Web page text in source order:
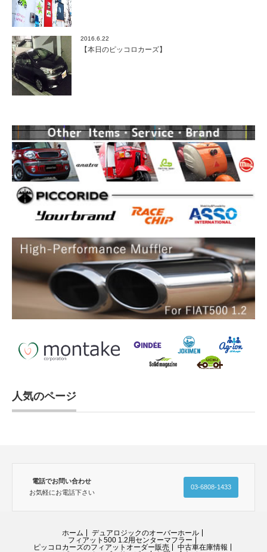
2016.6.22
【本日のピッコロカーズ】
人気のページ
電話でお問い合わせ
お気軽にお電話下さい
03-6808-1433
ホーム
デュアロジックのオーバーホール
フィアット500 1.2用センターマフラー
ピッコロカーズのフィアットオーダー販売
中古車在庫情報